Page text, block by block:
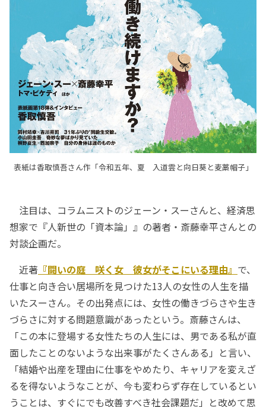
表紙は香取慎吾さん作「令和五年、夏 入道雲と向日葵と麦藁帽子」
注目は、コラムニストのジェーン・スーさんと、経済思
想家で『人新世の「資本論」』の著者・斎藤幸平さんとの
対談企画だ。
近著 『闘いの庭 咲く女 彼女がそこにいる理由』 で、
仕事と向き合い居場所を見つけた13人の女性の人生を描
いたスーさん。その出発点には、女性の働きづらさや生き
づらさに対する問題意識があったという。斎藤さんは、
「この本に登場する女性たちの人生には、男である私が直
面したことのないような出来事がたくさんある」と言い、
「結婚や出産を理由に仕事をやめたり、キャリアを変えざ
るを得ないようなことが、今も変わらず存在しているとい
うことは、すぐにでも改善すべき社会課題だ」と改めて思